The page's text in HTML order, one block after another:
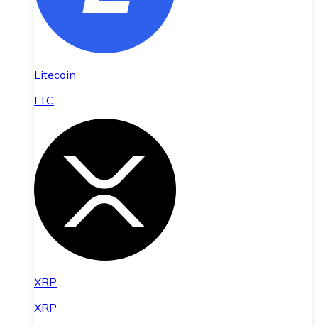
Litecoin
LTC
XRP
XRP